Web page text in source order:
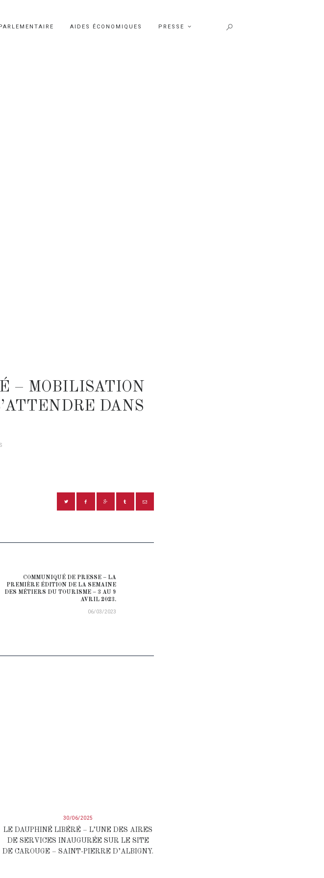
AIDES ÉCONOMIQUES PRESSE
– MOBILISATION
DANS
COMMUNIQUÉ DE PRESSE – LA
PREMIÈRE ÉDITION DE LA SEMAINE
DES MÉTIERS DU TOURISME – 3 AU 9
AVRIL 2023.
06/03/2023
30/06/2025
LE DAUPHINÉ LIBÉRÉ – L’UNE DES AIRES
DE SERVICES INAUGURÉE SUR LE SITE
DE CAROUGE – SAINT-PIERRE D’ALBIGNY.